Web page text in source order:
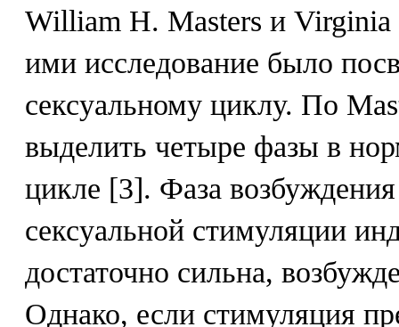
William H. Masters и Virginia
ими исследование было
сексуальному циклу. По
выделить четыре фазы в
цикле [3]. Фаза возбуждения
сексуальной стимуляции
достаточно сильна,
Однако, если стимуляция